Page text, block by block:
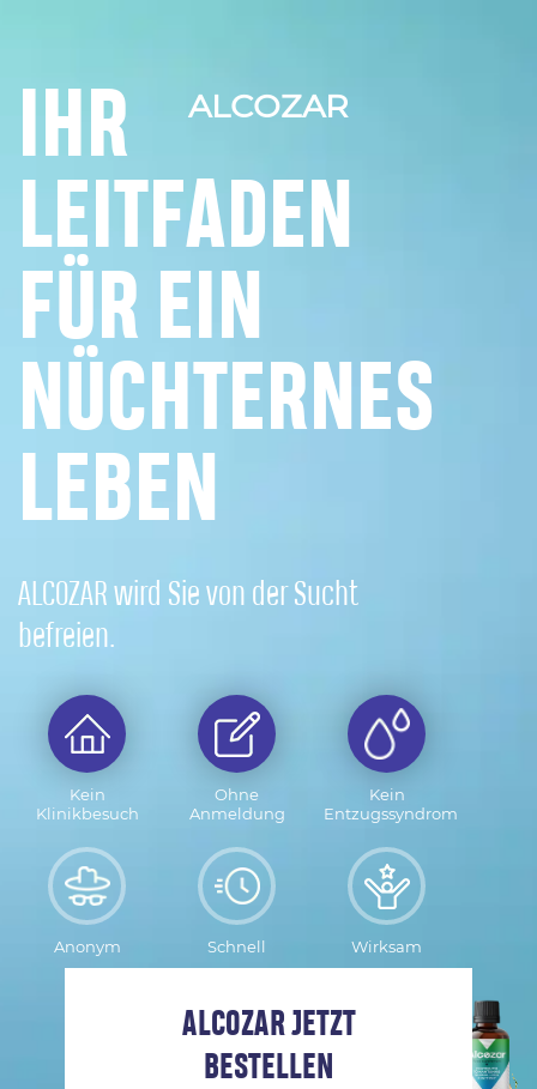
ALCOZAR
IHR
LEITFADEN
FÜR EIN
NÜCHTERNES
LEBEN
ALCOZAR wird Sie von der Sucht
befreien.
Kein
Klinikbesuch
Ohne
Anmeldung
Kein
Entzugssyndrom
Anonym Schnell Wirksam
ALCOZAR JETZT
BESTELLEN